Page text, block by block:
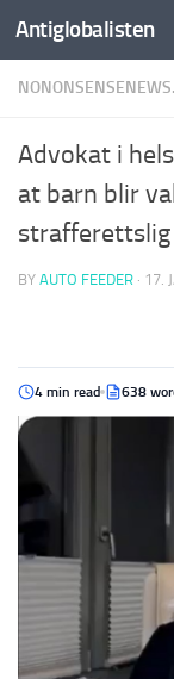
Antiglobalisten
Advokat i
at barn blir
BY AUTO FEEDER · 17.
4 min read 638